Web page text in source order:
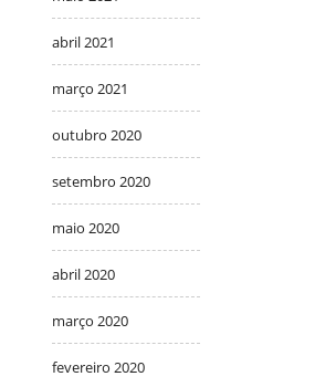
abril 2021
março 2021
outubro 2020
setembro 2020
maio 2020
abril 2020
março 2020
fevereiro 2020